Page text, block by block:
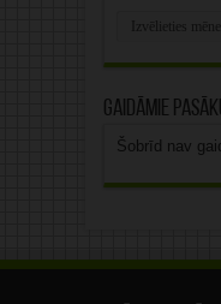
Gaidāmie
Šobrīd nav